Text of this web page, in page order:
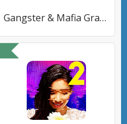
Gangster & Mafia Grand Polygon